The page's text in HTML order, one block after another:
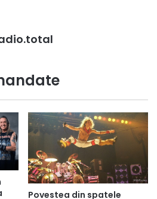
Povestea din spatele